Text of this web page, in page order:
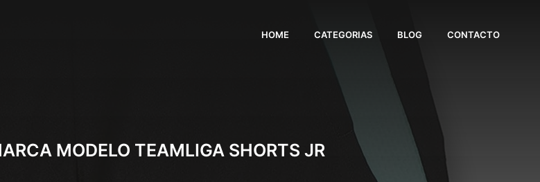
HOME CATEGORIAS BLOG CONTACTO
MODELO TEAMLIGA SHORTS JR